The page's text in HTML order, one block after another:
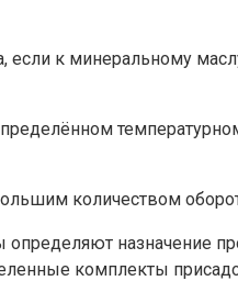
к минеральному
количеством
назначение
комплекты